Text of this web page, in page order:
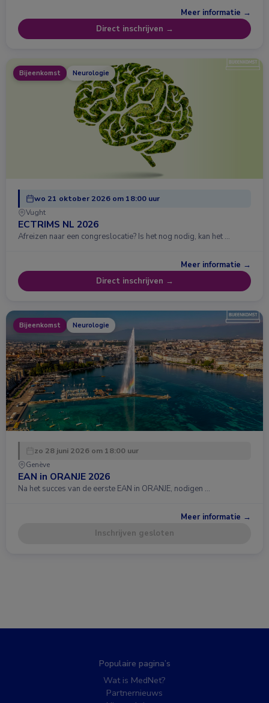
Meer informatie →
Direct inschrijven →
Bijeenkomst Neurologie
wo 21 oktober 2026 om 18:00 uur
Vught
ECTRIMS NL 2026
Afreizen naar een congreslocatie? Is het nog nodig, kan het …
Meer informatie →
Direct inschrijven →
Bijeenkomst Neurologie
zo 28 juni 2026 om 18:00 uur
Genève
EAN in ORANJE 2026
Na het succes van de eerste EAN in ORANJE, nodigen …
Meer informatie →
Inschrijven gesloten
Populaire pagina’s
Wat is MedNet?
Partnernieuws